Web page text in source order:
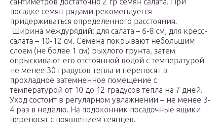
посадке семян рядами рекомендуется
придерживаться определенного расстояния.
Ширина междурядий: для салата – 6-8 см, для кресс-
салата – 10-12 см. Семена покрывают небольшим
слоем (не более 1 см) рыхлого грунта, затем
опрыскивают его отстоянной водой с температурой
не менее 30 градусов тепла и переносят в
прохладное затемненное помещение с
температурой от 10 до 12 градусов тепла на 7 дней.
Уход состоит в регулярном увлажнении – не менее 3-
4 раз в неделю. На подоконник посадочные ящики
переносят с появлением сеянцев.